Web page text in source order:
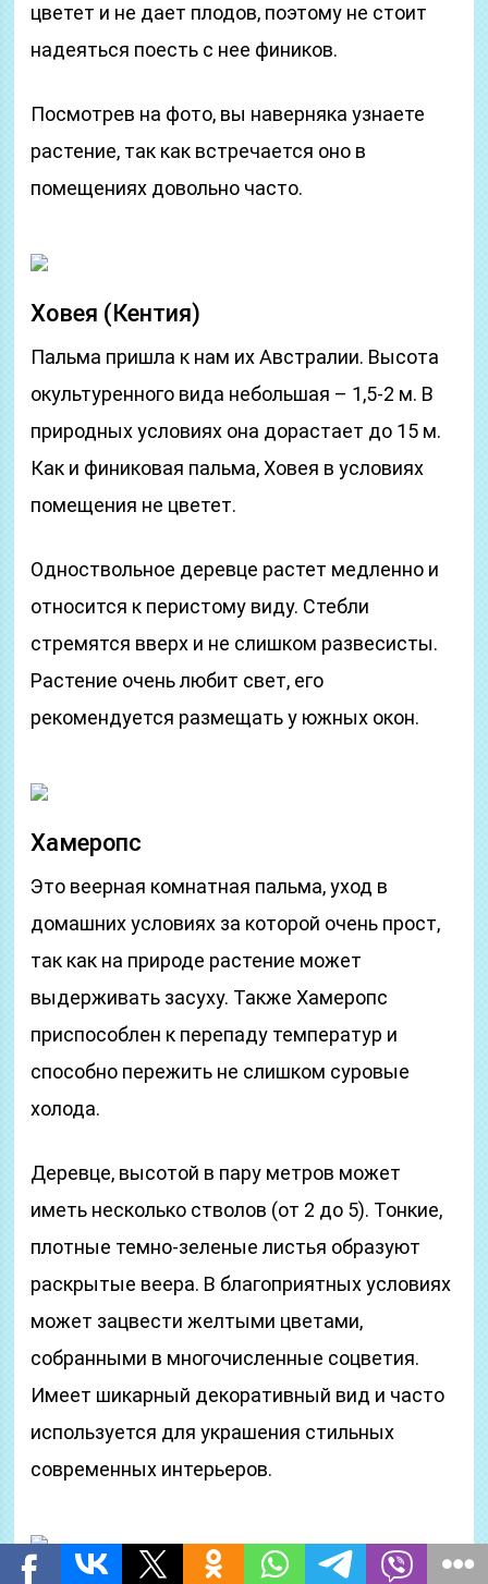
цветет и не дает плодов, поэтому не стоит
надеяться поесть с нее фиников.
Посмотрев на фото, вы наверняка узнаете
растение, так как встречается оно в
помещениях довольно часто.
Ховея (Кентия)
Пальма пришла к нам их Австралии. Высота
окультуренного вида небольшая – 1,5-2 м. В
природных условиях она дорастает до 15 м.
Как и финиковая пальма, Ховея в условиях
помещения не цветет.
Одноствольное деревце растет медленно и
относится к перистому виду. Стебли
стремятся вверх и не слишком развесисты.
Растение очень любит свет, его
рекомендуется размещать у южных окон.
Хамеропс
Это веерная комнатная пальма, уход в
домашних условиях за которой очень прост,
так как на природе растение может
выдерживать засуху. Также Хамеропс
приспособлен к перепаду температур и
способно пережить не слишком суровые
холода.
Деревце, высотой в пару метров может
иметь несколько стволов (от 2 до 5). Тонкие,
плотные темно-зеленые листья образуют
раскрытые веера. В благоприятных условиях
может зацвести желтыми цветами,
собранными в многочисленные соцветия.
Имеет шикарный декоративный вид и часто
используется для украшения стильных
современных интерьеров.